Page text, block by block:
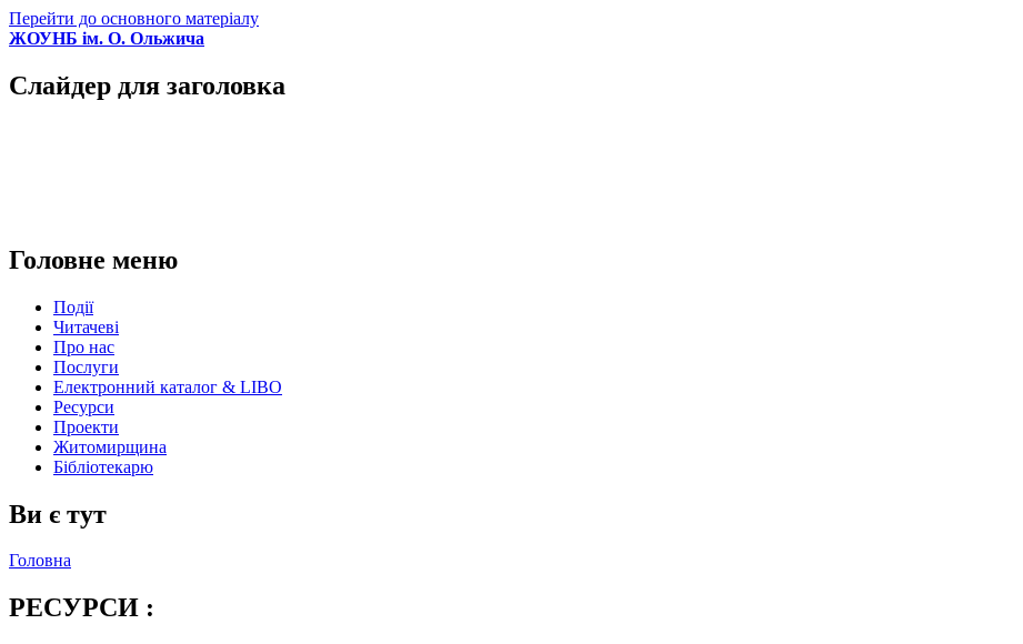
Перейти до основного матеріалу
ЖОУНБ ім. О. Ольжича
Слайдер для заголовка
Головне меню
Події
Читачеві
Про нас
Послуги
Електронний каталог & LIBO
Ресурси
Проекти
Житомирщина
Бібліотекарю
Ви є тут
Головна
РЕСУРСИ :